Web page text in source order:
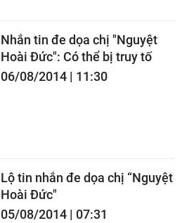
Nhắn tin đe dọa chị "Nguyệt
Hoài Đức": Có thể bị truy tố
06/08/2014 | 11:30
Lộ tin nhắn đe dọa chị “Nguyệt
Hoài Đức"
05/08/2014 | 07:31